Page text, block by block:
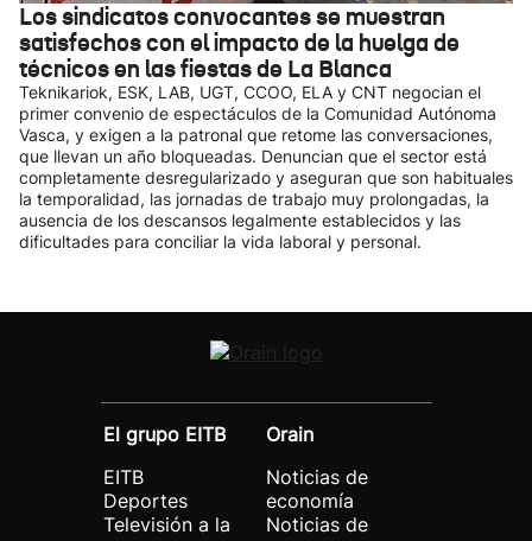
Los sindicatos convocantes se muestran
satisfechos con el impacto de la huelga de
técnicos en las fiestas de La Blanca
Teknikariok, ESK, LAB, UGT, CCOO, ELA y CNT negocian el
primer convenio de espectáculos de la Comunidad Autónoma
Vasca, y exigen a la patronal que retome las conversaciones,
que llevan un año bloqueadas. Denuncian que el sector está
completamente desregularizado y aseguran que son habituales
la temporalidad, las jornadas de trabajo muy prolongadas, la
ausencia de los descansos legalmente establecidos y las
dificultades para conciliar la vida laboral y personal.
El grupo EITB
EITB
Deportes
Televisión a la
Orain
Noticias de
economía
Noticias de